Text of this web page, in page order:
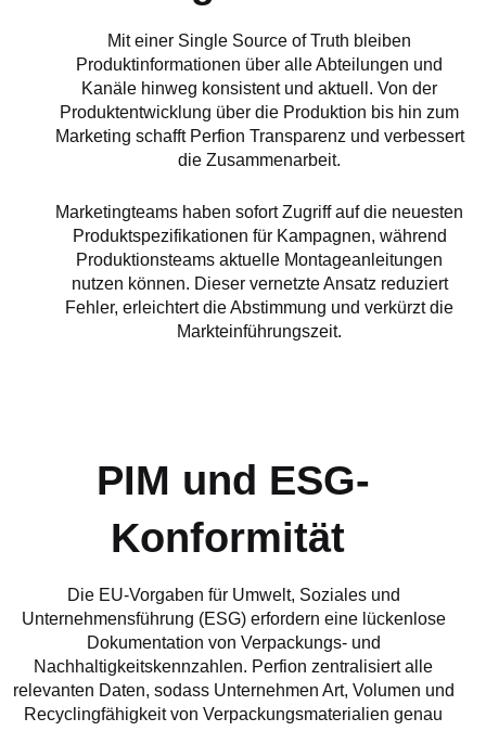
Mit einer Single Source of Truth bleiben
Produktinformationen über alle Abteilungen und
Kanäle hinweg konsistent und aktuell. Von der
Produktentwicklung über die Produktion bis hin zum
Marketing schafft Perfion Transparenz und verbessert
die Zusammenarbeit.
Marketingteams haben sofort Zugriff auf die neuesten
Produktspezifikationen für Kampagnen, während
Produktionsteams aktuelle Montageanleitungen
nutzen können. Dieser vernetzte Ansatz reduziert
Fehler, erleichtert die Abstimmung und verkürzt die
Markteinführungszeit.
PIM und ESG-
Konformität
Die EU-Vorgaben für Umwelt, Soziales und
Unternehmensführung (ESG) erfordern eine lückenlose
Dokumentation von Verpackungs- und
Nachhaltigkeitskennzahlen. Perfion zentralisiert alle
relevanten Daten, sodass Unternehmen Art, Volumen und
Recyclingfähigkeit von Verpackungsmaterialien genau